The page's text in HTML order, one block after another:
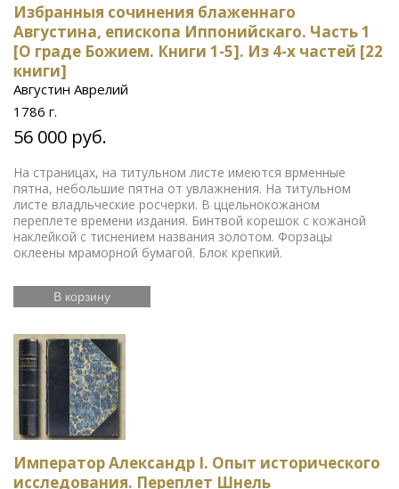
Избранныя сочинения блаженнаго
Августина, епископа Иппонийскаго. Часть 1
[О граде Божием. Книги 1-5]. Из 4-х частей [22
книги]
Августин Аврелий
1786 г.
56 000 руб.
На страницах, на титульном листе имеются врменные
пятна, небольшие пятна от увлажнения. На титульном
листе владльческие росчерки. В ццельнокожаном
переплете времени издания. Бинтвой корешок с кожаной
наклейкой с тиснением названия золотом. Форзацы
оклеены мраморной бумагой. Блок крепкий.
В корзину
Император Александр I. Опыт исторического
исследования. Переплет Шнель